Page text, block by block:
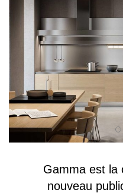
Gamma est la
nouveau